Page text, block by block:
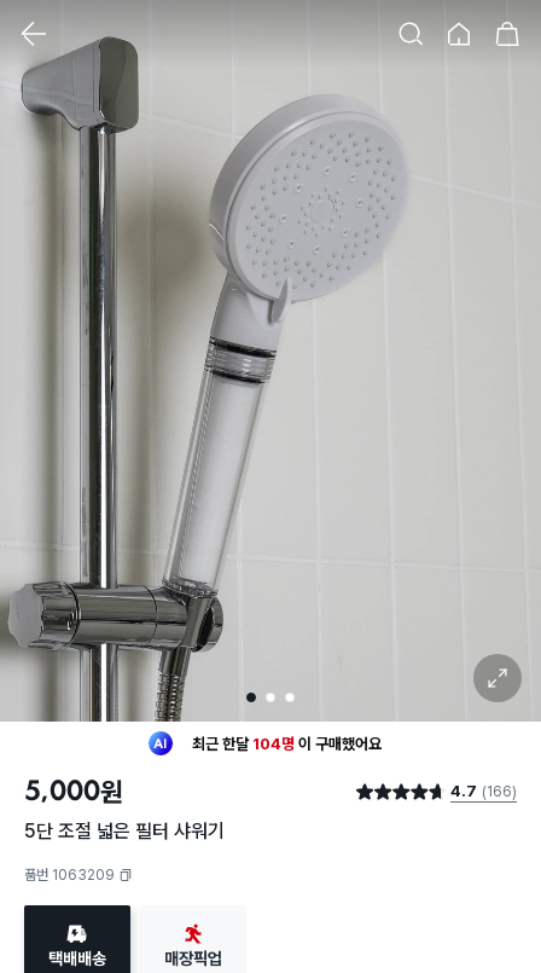
1 2 3
확대 보기
최근 한달 104명 이 구매했어요
구매했어요
5,000원 별점 4.7점 4.7 (166)
5단 조절 넓은 필터 샤워기
품번 1063209
택배배송 매장픽업